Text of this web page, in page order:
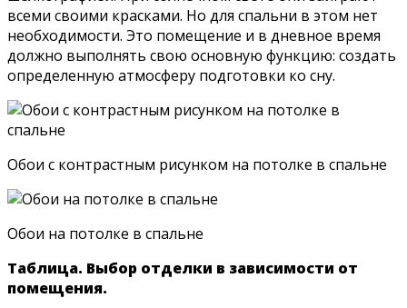
всеми своими красками. Но для спальни в этом нет
необходимости. Это помещение и в дневное время
должно выполнять свою основную функцию: создать
определенную атмосферу подготовки ко сну.
Обои с контрастным рисунком на потолке в спальне
Обои на потолке в спальне
Таблица. Выбор отделки в зависимости от
помещения.